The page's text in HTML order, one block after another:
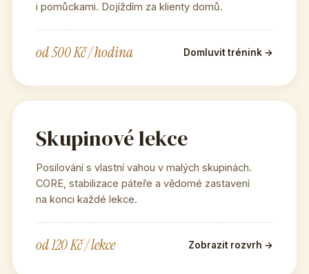
i pomůckami. Dojíždím za klienty domů.
od 500 Kč / hodina Domluvit trénink →
Skupinové lekce
Posilování s vlastní vahou v malých skupinách.
CORE, stabilizace páteře a vědomé zastavení
na konci každé lekce.
od 120 Kč / lekce Zobrazit rozvrh →